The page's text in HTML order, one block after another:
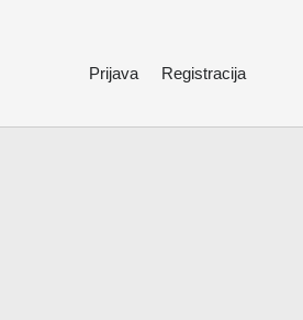
Prijava Registracija